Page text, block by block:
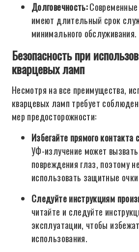
Долговечность:
имеют длительный срок
минимального обслуживания.
Безопасность при
кварцевых ламп
Несмотря на все преимущества,
кварцевых ламп требует
мер предосторожности:
Избегайте прямого контакта
УФ-излучение может
повреждения глаз, поэтому
использовать защитные
Следуйте инструкциям
читайте и следуйте
эксплуатации, чтобы
использования.